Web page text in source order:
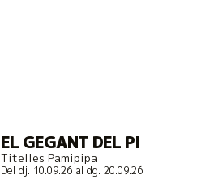
EL GEGANT DEL PI
Titelles Pamipipa
Del dj. 10.09.26al dg. 20.09.26